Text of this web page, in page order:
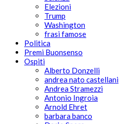
Elezioni
Trump
Washington
frasi famose
Politica
Premi Buonsenso
Ospiti
Alberto Donzelli
andrea nato castellani
Andrea Stramezzi
Antonio Ingroia
Arnold Ehret
barbara banco